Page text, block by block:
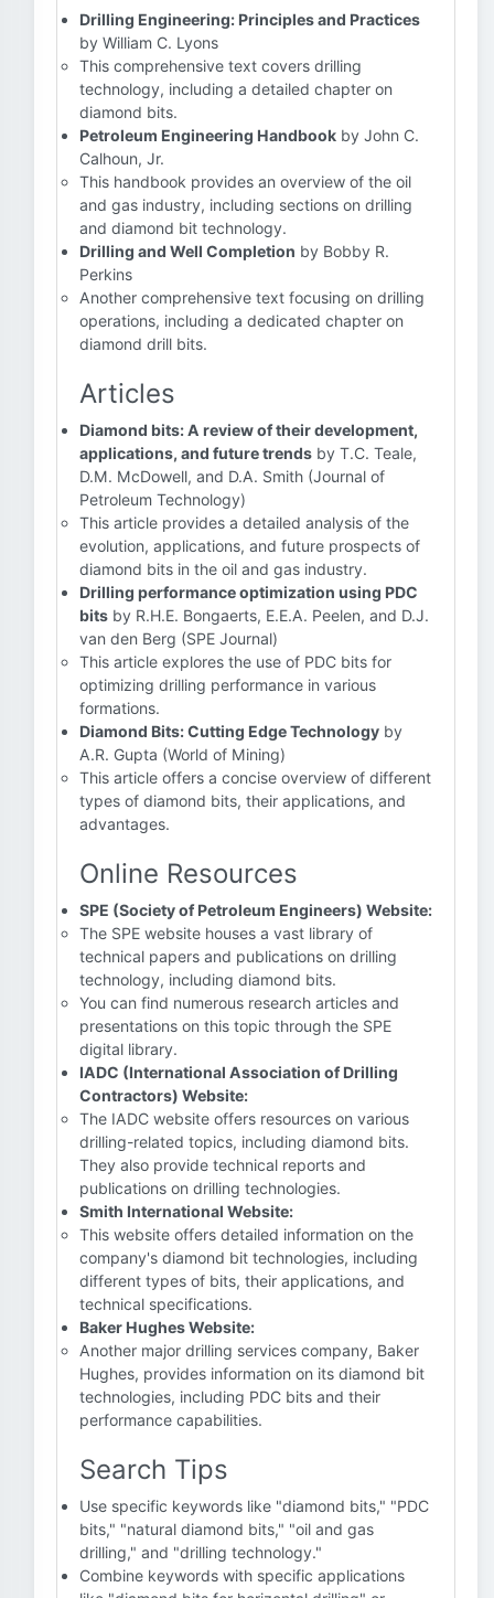
Drilling Engineering: Principles and Practices
by William C. Lyons
This comprehensive text covers drilling
technology, including a detailed chapter on
diamond bits.
Petroleum Engineering Handbook by John C.
Calhoun, Jr.
This handbook provides an overview of the oil
and gas industry, including sections on drilling
and diamond bit technology.
Drilling and Well Completion by Bobby R.
Perkins
Another comprehensive text focusing on drilling
operations, including a dedicated chapter on
diamond drill bits.
Articles
Diamond bits: A review of their development,
applications, and future trends by T.C. Teale,
D.M. McDowell, and D.A. Smith (Journal of
Petroleum Technology)
This article provides a detailed analysis of the
evolution, applications, and future prospects of
diamond bits in the oil and gas industry.
Drilling performance optimization using PDC
bits by R.H.E. Bongaerts, E.E.A. Peelen, and D.J.
van den Berg (SPE Journal)
This article explores the use of PDC bits for
optimizing drilling performance in various
formations.
Diamond Bits: Cutting Edge Technology by
A.R. Gupta (World of Mining)
This article offers a concise overview of different
types of diamond bits, their applications, and
advantages.
Online Resources
SPE (Society of Petroleum Engineers) Website:
The SPE website houses a vast library of
technical papers and publications on drilling
technology, including diamond bits.
You can find numerous research articles and
presentations on this topic through the SPE
digital library.
IADC (International Association of Drilling
Contractors) Website:
The IADC website offers resources on various
drilling-related topics, including diamond bits.
They also provide technical reports and
publications on drilling technologies.
Smith International Website:
This website offers detailed information on the
company's diamond bit technologies, including
different types of bits, their applications, and
technical specifications.
Baker Hughes Website:
Another major drilling services company, Baker
Hughes, provides information on its diamond bit
technologies, including PDC bits and their
performance capabilities.
Search Tips
Use specific keywords like "diamond bits," "PDC
bits," "natural diamond bits," "oil and gas
drilling," and "drilling technology."
Combine keywords with specific applications